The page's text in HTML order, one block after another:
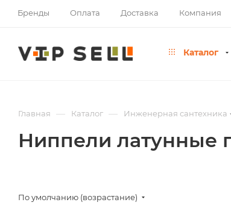
Бренды Оплата Доставка Компания
Каталог
Главная — Каталог — Инженерная сантехника
Ниппели латунные
По умолчанию (возрастание)